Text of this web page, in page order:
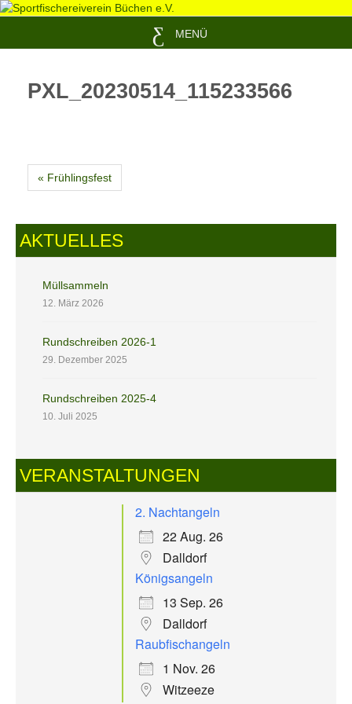
MENÜ
PXL_20230514_115233566
« Frühlingsfest
AKTUELLES
Müllsammeln
12. März 2026
Rundschreiben 2026-1
29. Dezember 2025
Rundschreiben 2025-4
10. Juli 2025
VERANSTALTUNGEN
2. Nachtangeln
22 Aug. 26
Dalldorf
Königsangeln
13 Sep. 26
Dalldorf
Raubfischangeln
1 Nov. 26
Witzeeze